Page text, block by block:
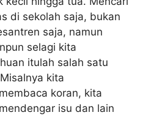
di sekolah saja, bukan
saja, namun
selagi kita
itulah salah satu
kita
koran, kita
isu dan lain